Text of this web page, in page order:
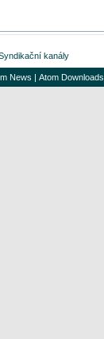
kanály
News | Atom Downloads